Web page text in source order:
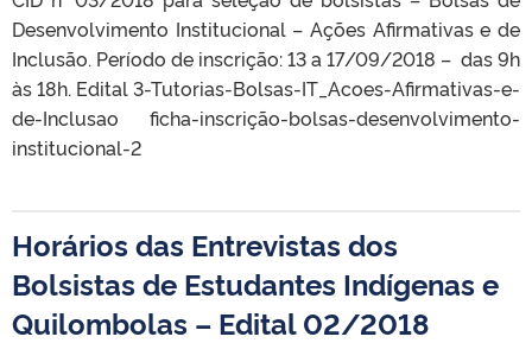
Desenvolvimento Institucional – Ações Afirmativas e de
Inclusão. Período de inscrição: 13 a 17/09/2018 – das 9h
às 18h. Edital 3-Tutorias-Bolsas-IT_Acoes-Afirmativas-e-
de-Inclusao ficha-inscrição-bolsas-desenvolvimento-
institucional-2
Horários das Entrevistas dos
Bolsistas de Estudantes Indígenas e
Quilombolas – Edital 02/2018